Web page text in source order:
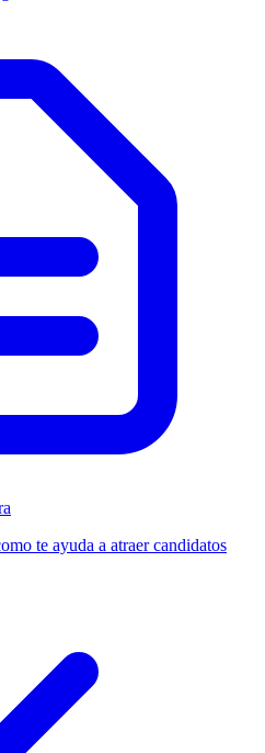
te ayuda a atraer candidatos